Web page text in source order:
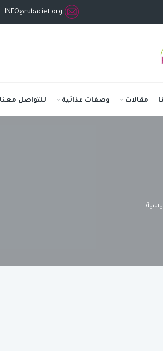
INFO@rubadiet.org
مقالات وصفات غذائية للتواصل معنا